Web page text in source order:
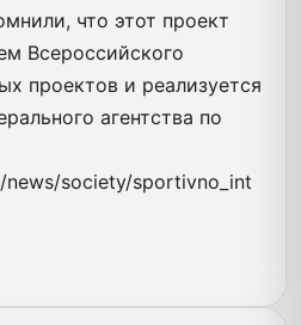
что этот проект
Всероссийского
проектов и реализуется
агентства по
society/sportivno_int